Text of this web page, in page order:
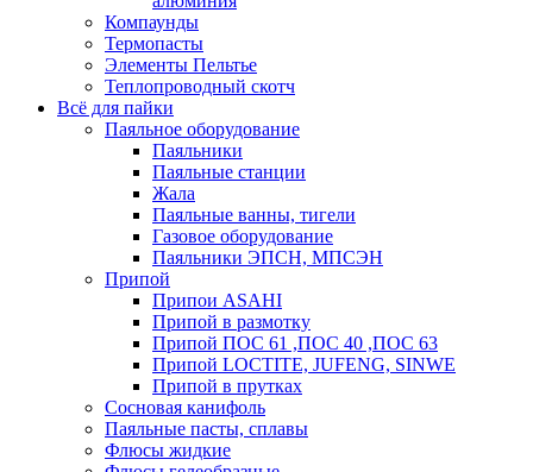
Компаунды
Термопасты
Элементы Пельтье
Теплопроводный скотч
Всё для пайки
Паяльное оборудование
Паяльники
Паяльные станции
Жала
Паяльные ванны, тигели
Газовое оборудование
Паяльники ЭПСН, МПСЭН
Припой
Припои ASAHI
Припой в размотку
Припой ПОС 61 ,ПОС 40 ,ПОС 63
Припой LOCTITE, JUFENG, SINWE
Припой в прутках
Сосновая канифоль
Паяльные пасты, сплавы
Флюсы жидкие